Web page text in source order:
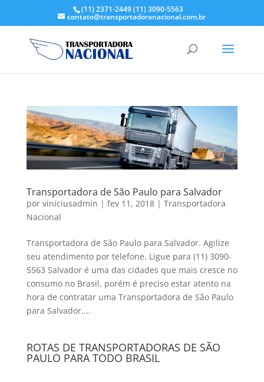
(11) 2371-2449(11) 3090-5563
contato@transportadoranacional.com.br
Transportadora de São Paulo para Salvador
por viniciusadmin | fev 11, 2018| Transportadora
Nacional
Transportadora de São Paulo para Salvador. Agilize
seu atendimento por telefone. Ligue para (11) 3090-
5563 Salvador é uma das cidades que mais cresce no
consumo no Brasil, porém é preciso estar atento na
hora de contratar uma Transportadora de São Paulo
para Salvador....
ROTAS DE TRANSPORTADORAS DE SÃO
PAULO PARA TODO BRASIL